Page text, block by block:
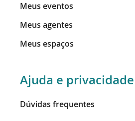
Meus eventos
Meus agentes
Meus espaços
Ajuda e privacidade
Dúvidas frequentes